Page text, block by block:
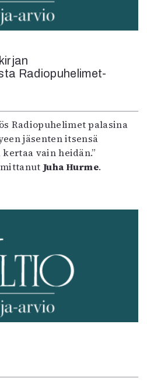
Radiopuhelimet-
Radiopuhelimet palasina
jäsenten itsensä
vain heidän.”
Juha Hurme.